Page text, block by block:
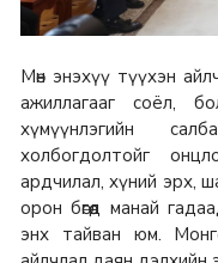
Мөн энэхүү түүхэн
ажиллагааг соёл,
хүмүүнлэгийн
холбогдолтойг
ардчилал, хүний эрх,
орон бөгөөд манай
энх тайван юм.